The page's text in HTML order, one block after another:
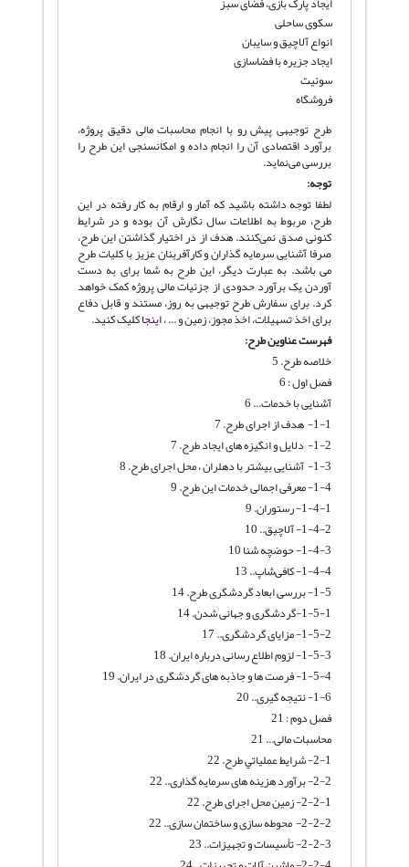
سکوی ساحلی
انواع آلاچیق و سایبان
ایجاد جزیره با فضاسازی
سوئیت
فروشگاه
طرح توجیهی پیش رو با انجام محاسبات مالی دقیق پروژه،
برآورد اقتصادی آن را انجام داده و امکانسنجی این طرح را
بررسی می‌نماید.
توجه:
لطفا توجه داشته باشید که آمار و ارقام به کار رفته در این
طرح، مربوط به اطلاعات سال نگارش آن بوده و در شرایط
کنونی صدق نمی‌کنند. هدف از در اختیار گذاشتن این طرح،
صرفا آشنایی سرمایه گذاران و کارآفرینان عزیز با کلیات طرح
می باشد. به عبارت دیگر، این طرح به شما برای به دست
آوردن یک برآورد حدودی از جزئیات مالی پروژه کمک خواهد
کرد. برای سفارش طرح توجیهی به روز، مستند و قابل دفاع
برای اخذ تسهیلات، اخذ مجوز، زمین و ... ،اینجاکلیک کنید.
فهرست عناوین طرح:
خلاصه طرح. 5
فصل اول : 6
آشنایی با خدمات... 6
1-1- هدف از اجرای طرح. 7
1-2- دلایل و انگیزه های ایجاد طرح. 7
1-3- آشنایی بیشتر با دهلران ، محل اجرای طرح. 8
1-4- معرفی اجمالی خدمات این طرح. 9
1-4-1- رستوران. 9
1-4-2- آلاچیق.. 10
1-4-3- حوضچه شنا 10
1-4-4- کافی‌شاپ.. 13
1-5- بررسی ابعاد گردشگری طرح. 14
1-5-1-گردشگری و جهانی شدن. 14
1-5-2- مزایای گردشگری.. 17
1-5-3- لزوم اطلاع رسانی درباره ایران. 18
1-5-4- فرصت ها و جاذبه های گردشگری در ایران. 19
1-6- نتیجه گیری.. 20
فصل دوم : 21
محاسبات مالی... 21
2-1- شرايط عملياتي طرح. 22
2-2- برآورد هزینه های سرمایه گذاری.. 22
2-2-1- زمین محل اجرای طرح. 22
2-2-2- محوطه سازی و ساختمان سازی.. 22
2-2-3- تأسيسات و تجهيزات.. 23